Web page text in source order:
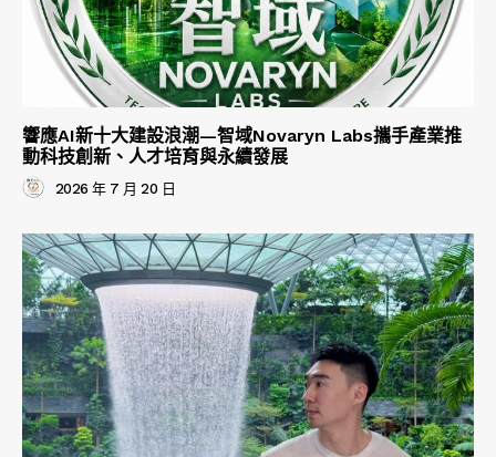
響應AI新十大建設浪潮—智域Novaryn Labs攜手產業推
動科技創新、人才培育與永續發展
2026 年 7 月 20 日